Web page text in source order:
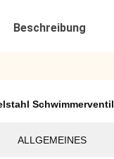
Beschreibung
Schwimmerventil
ALLGEMEINES